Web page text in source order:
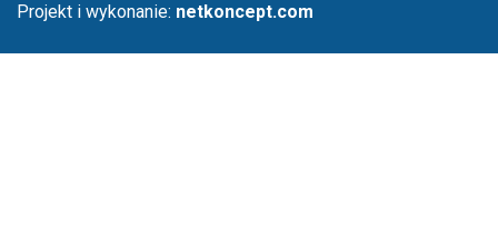
Projekt i wykonanie: netkoncept.com